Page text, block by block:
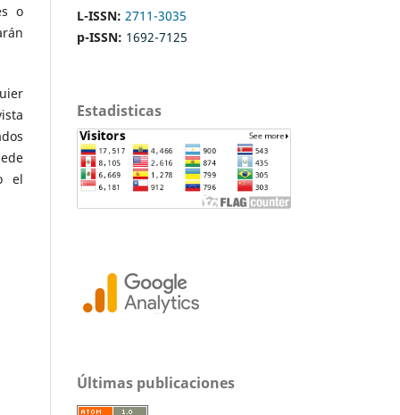
o
el
L-ISSN: 2711-3035
p-ISSN: 1692-7125
Estadisticas
Últimas publicaciones